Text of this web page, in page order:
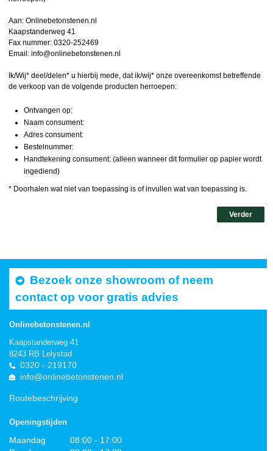
Aan: Onlinebetonstenen.nl
Kaapstanderweg 41
Fax nummer: 0320-252469
Email: info@onlinebetonstenen.nl
Ik/Wij* deel/delen* u hierbij mede, dat ik/wij* onze overeenkomst betreffende
de verkoop van de volgende producten herroepen:
Ontvangen op:
Naam consument:
Adres consument:
Bestelnummer:
Handtekening consument: (alleen wanneer dit formulier op papier wordt
ingediend)
* Doorhalen wat niet van toepassing is of invullen wat van toepassing is.
Verder
Bezoek onze showroom of neem
contact op voor gratis advies
Onlinebetonstenen.nl
Kaapstanderweg 41
8243 RB Lelystad
0320 - 219170
info@onlinebetonstenen.nl
Routebeschrijving
Openingstijden
Maandag
08:00 - 17:00